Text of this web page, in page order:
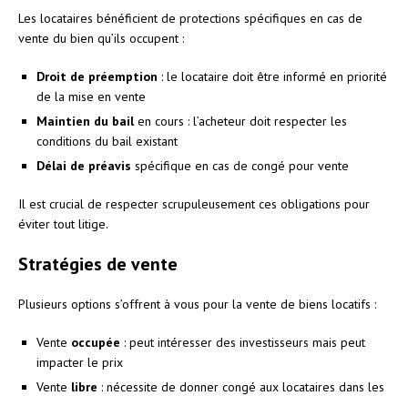
Les locataires bénéficient de protections spécifiques en cas de
vente du bien qu’ils occupent :
Droit de préemption : le locataire doit être informé en priorité
de la mise en vente
Maintien du bailen cours : l’acheteur doit respecter les
conditions du bail existant
Délai de préavis spécifique en cas de congé pour vente
Il est crucial de respecter scrupuleusement ces obligations pour
éviter tout litige.
Stratégies de vente
Plusieurs options s’offrent à vous pour la vente de biens locatifs :
Vente occupée : peut intéresser des investisseurs mais peut
impacter le prix
Vente libre : nécessite de donner congé aux locataires dans les